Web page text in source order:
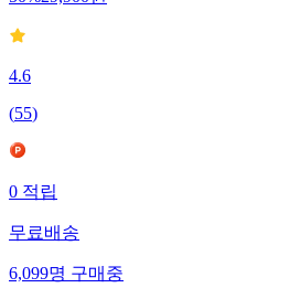
4.6
(55)
0적립
무료배송
6,099명구매중